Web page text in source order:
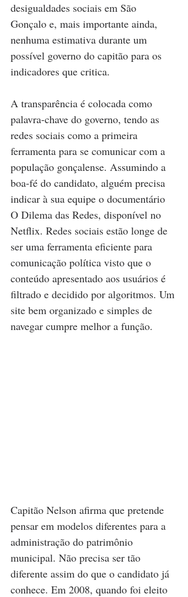
desigualdades sociais em São
Gonçalo e, mais importante ainda,
nenhuma estimativa durante um
possível governo do capitão para os
indicadores que critica.
A transparência é colocada como
palavra-chave do governo, tendo as
redes sociais como a primeira
ferramenta para se comunicar com a
população gonçalense. Assumindo a
boa-fé do candidato, alguém precisa
indicar à sua equipe o documentário
O Dilema das Redes, disponível no
Netflix. Redes sociais estão longe de
ser uma ferramenta eficiente para
comunicação política visto que o
conteúdo apresentado aos usuários é
filtrado e decidido por algoritmos. Um
site bem organizado e simples de
navegar cumpre melhor a função.
Capitão Nelson afirma que pretende
pensar em modelos diferentes para a
administração do patrimônio
municipal. Não precisa ser tão
diferente assim do que o candidato já
conhece. Em 2008, quando foi eleito